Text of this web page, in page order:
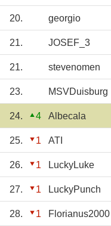
20. georgio
21. JOSEF_3
21. stevenomen
23. MSVDuisburg
24. 4 Albecala
25. 1 ATI
26. 1 LuckyLuke
27. 1 LuckyPunch
28. 1 Florianus2000